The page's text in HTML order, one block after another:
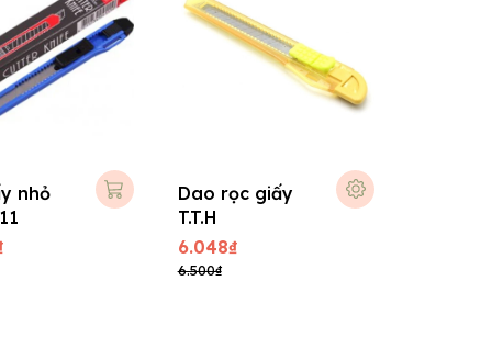
nhỏ
Dao rọc giấy
T.T.H
6.048₫
6.500₫